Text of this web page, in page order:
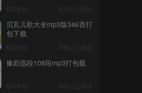
2年前 879人已阅读
贝瓦儿歌大全mp3版346首打
包下载
2年前 848人已阅读
豫剧选段108段mp3打包载
2年前 803人已阅读